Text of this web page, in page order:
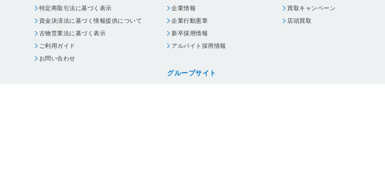
特定商取引法に基づく表示
資金決済法に基づく情報提供について
古物営業法に基づく表示
ご利用ガイド
お問い合わせ
企業情報
企業行動憲章
新卒採用情報
アルバイト採用情報
グループサイト
買取キャンペーン
店頭買取